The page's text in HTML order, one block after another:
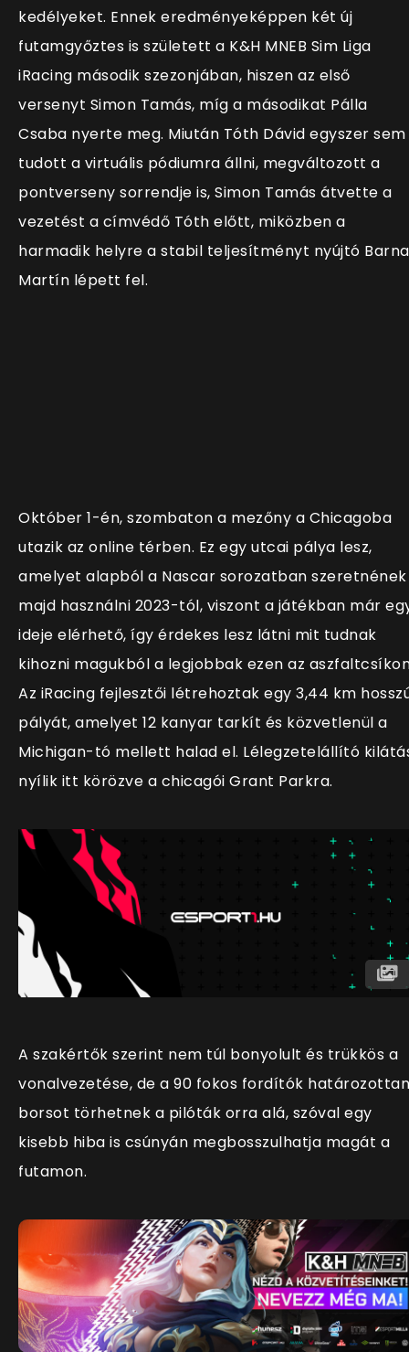
kedélyeket. Ennek eredményeképpen két új
futamgyőztes is született a K&H MNEB Sim Liga
iRacing második szezonjában, hiszen az első
versenyt Simon Tamás, míg a másodikat Pálla
Csaba nyerte meg. Miután Tóth Dávid egyszer sem
tudott a virtuális pódiumra állni, megváltozott a
pontverseny sorrendje is, Simon Tamás átvette a
vezetést a címvédő Tóth előtt, miközben a
harmadik helyre a stabil teljesítményt nyújtó Barna
Martín lépett fel.
Október 1-én, szombaton a mezőny a Chicagoba
utazik az online térben. Ez egy utcai pálya lesz,
amelyet alapból a Nascar sorozatban szeretnének
majd használni 2023-tól, viszont a játékban már
ideje elérhető, így érdekes lesz látni mit tudnak
kihozni magukból a legjobbak ezen az
Az iRacing fejlesztői létrehoztak egy 3,44 km
pályát, amelyet 12 kanyar tarkít és közvetlenül a
Michigan-tó mellett halad el. Lélegzetelállító
nyílik itt körözve a chicagói Grant Parkra.
A szakértők szerint nem túl bonyolult és trükkös a
vonalvezetése, de a 90 fokos fordítók határozottan
borsot törhetnek a pilóták orra alá, szóval egy
kisebb hiba is csúnyán megbosszulhatja magát a
futamon.